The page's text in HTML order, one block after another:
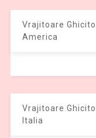
Vrajitoare
America
Vrajitoare
Italia